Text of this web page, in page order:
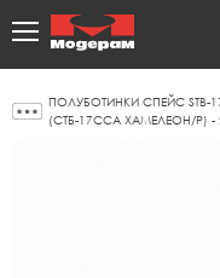
ПОЛУБОТИНКИ СПЕЙС STB-
(СТБ-17ССА ХАМЕЛЕОН/Р) -